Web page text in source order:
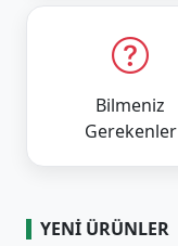
Bilmeniz
Gerekenler
YENI ÜRÜNLER